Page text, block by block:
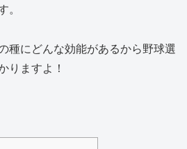
種にどんな効能があるから野球選
りますよ！